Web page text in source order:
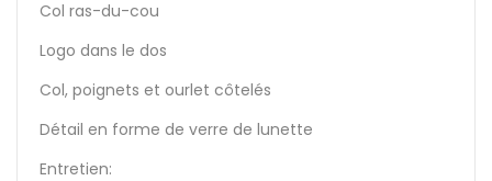
Col ras-du-cou
Logo dans le dos
Col, poignets et ourlet côtelés
Détail en forme de verre de lunette
Entretien: